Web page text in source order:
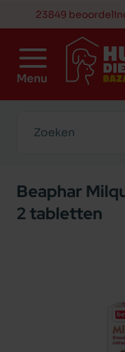
23849
Menu
Beaphar
2 tabletten